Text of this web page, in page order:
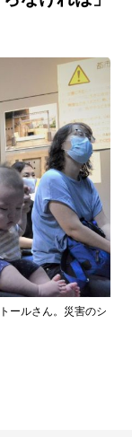
ールさん。災害のシ